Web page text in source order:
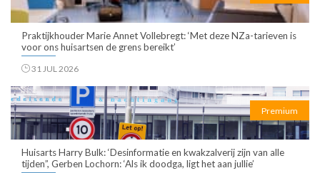
Praktijkhouder Marie Annet Vollebregt: ‘Met deze NZa-tarieven is
voor ons huisartsen de grens bereikt’
31 JUL 2026
Premium
Huisarts Harry Bulk: ‘Desinformatie en kwakzalverij zijn van alle
tijden”, Gerben Lochorn: ‘Als ik doodga, ligt het aan jullie’